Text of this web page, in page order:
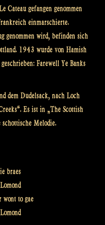
Cateau gefangen genommen
einmarschierte.
genommen wird, befinden sich
1943 wurde von Hamish
Farewell Ye Banks
dem Dudelsack, nach Loch
Es ist in „The Scottish
Melodie.
braes
wont to gae